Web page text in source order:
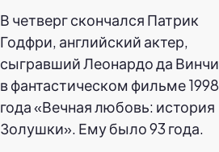
В четверг скончался Патрик
Годфри, английский актер,
сыгравший Леонардо да Винчи
в фантастическом фильме 1998
года «Вечная любовь: история
Золушки». Ему было 93 года.